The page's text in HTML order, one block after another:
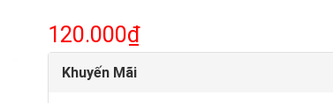
120.000₫
Khuyến Mãi